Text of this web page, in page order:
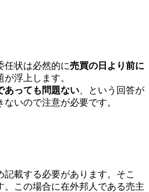
任状は必然的に売買の日より前に
浮上します。
あっても問題ない 、という回答が
いので注意が必要です。
載する必要があります。そこ
。この場合に在外邦人である売主